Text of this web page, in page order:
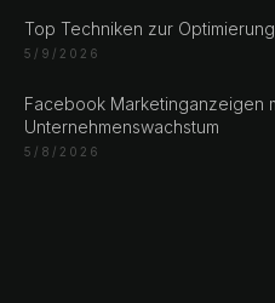
Top Techniken zur
5/9/2026
Facebook Marketinganzeigen
Unternehmenswachstum
5/8/2026